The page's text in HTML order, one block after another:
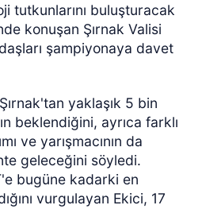
tutkunlarını buluşturacak
konuşan Şırnak Valisi
şampiyonaya davet
yaklaşık 5 bin
beklendiğini, ayrıca farklı
ve yarışmacının da
geleceğini söyledi.
bugüne kadarki en
vurgulayan Ekici, 17